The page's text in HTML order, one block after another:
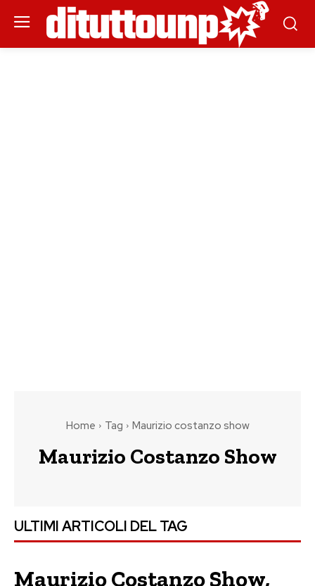
Home Tag Maurizio costanzo show
Maurizio Costanzo Show
ULTIMI ARTICOLI DEL TAG
Maurizio Costanzo Show,